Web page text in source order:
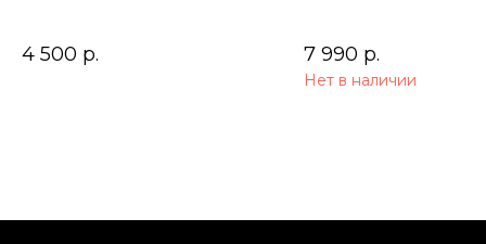
4 500 р. 7 990 р.
Нет в наличии